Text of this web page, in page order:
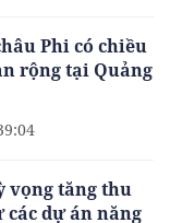
Phi có chiều
rộng tại Quảng
vọng tăng thu
các dự án năng